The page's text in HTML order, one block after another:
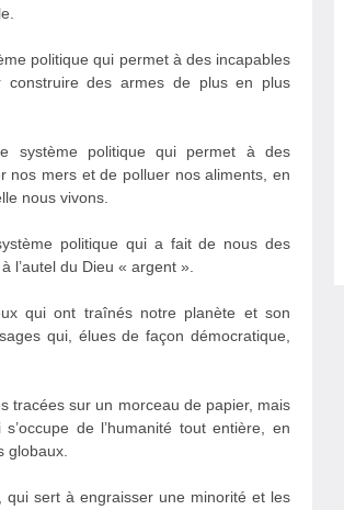
politique qui permet à des incapables
construire des armes de plus en plus
système politique qui permet à des
nos mers et de polluer nos aliments, en
nous vivons.
politique qui a fait de nous des
l’autel du Dieu « argent ».
qui ont traînés notre planète et son
qui, élues de façon démocratique,
tracées sur un morceau de papier, mais
de l’humanité tout entière, en
globaux.
qui sert à engraisser une minorité et les